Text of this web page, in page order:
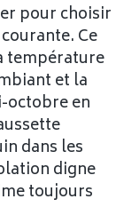
pour choisir
Ce
température
et la
octobre en
dans les
digne
toujours